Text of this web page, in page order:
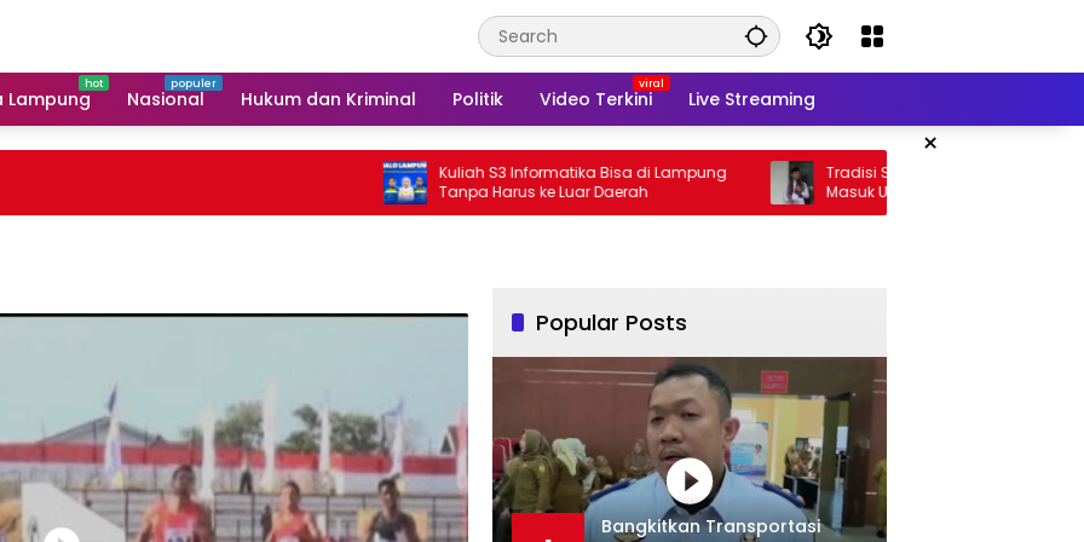
Lampung Nasional Hukum dan Kriminal Politik Video Terkini Live Streaming
×
Kuliah S3 Informatika Bisa di Lampung
Tanpa Harus ke Luar Daerah
Tradisi Sedekah Bumi Sumur Kumbang
Masuk Usia 206 Tahun
Popular Posts
Bangkitkan Transportasi